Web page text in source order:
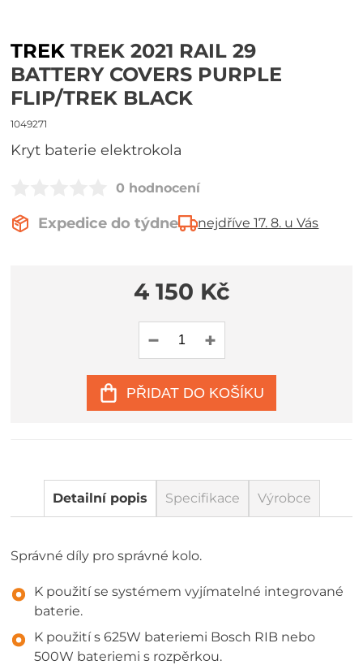
TREK TREK 2021 RAIL 29
BATTERY COVERS PURPLE
FLIP/TREK BLACK
1049271
Kryt baterie elektrokola
0 hodnocení
Expedice do týdne nejdříve 17. 8. u Vás
4 150 Kč
PŘIDAT DO KOŠÍKU
Detailní popis Specifikace Výrobce
Správné díly pro správné kolo.
K použití se systémem vyjímatelné integrované
baterie.
K použití s 625W bateriemi Bosch RIB nebo
500W bateriemi s rozpěrkou.